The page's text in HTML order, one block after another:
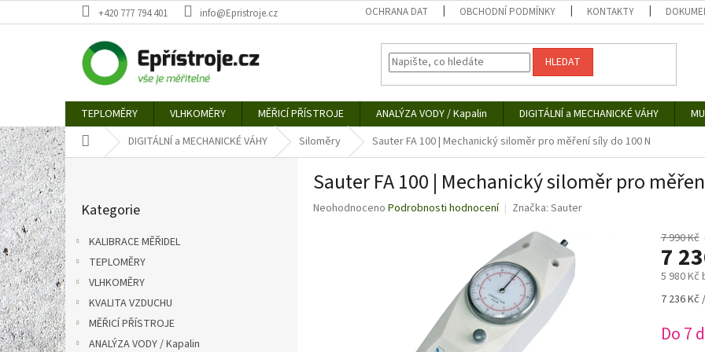
na
+420 777 794 401 info@Epristroje.cz OCHRANA DAT OBCHODNÍ PODMÍNKY KONTAKTY
HLEDAT
TEPLOMĚRY VLHKOMĚRY MĚŘICÍ PŘÍSTROJE ANALÝZA VODY / Kapalin DIGITÁLNÍ a MECHANICKÉ VÁHY
Domů DIGITÁLNÍ a MECHANICKÉ VÁHY Siloměry Sauter FA 100 | Mechanický siloměr pro měření síly do 100 N
P
o
s
t
r
a
n
n
í
p
a
kategorie
Kategorie
KALIBRACE MĚŘIDEL
TEPLOMĚRY
VLHKOMĚRY
KVALITA VZDUCHU
MĚŘICÍ PŘÍSTROJE
ANALÝZA VODY / Kapalin
Sauter FA 100 | Mechanický siloměr pro
Průměrné
Neohodnoceno Podrobnosti hodnocení Značka: Sauter
7 990 Kč
7
5 980 Kč
Měrná
7 236 Kč
Do 7